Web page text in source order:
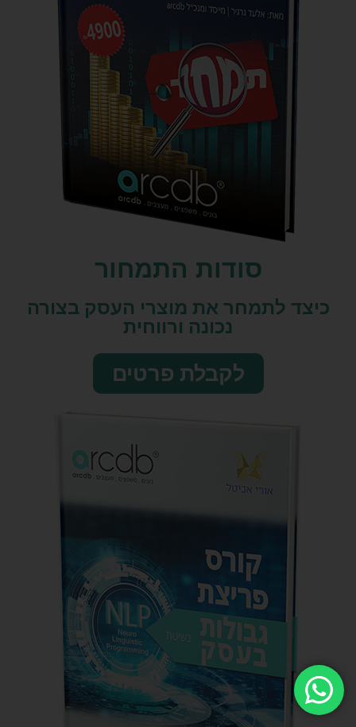
סודות התמחור
כיצד לתמחר את מוצרי העסק בצורה
נכונה ורווחית
לקבלת פרטים